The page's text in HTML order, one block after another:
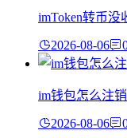
imToken转币
2026-08-06
im钱包怎么注
2026-08-06